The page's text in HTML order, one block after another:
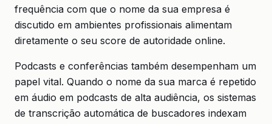
frequência com que o nome da sua empresa é
discutido em ambientes profissionais alimentam
diretamente o seu score de autoridade online.
Podcasts e conferências também desempenham um
papel vital. Quando o nome da sua marca é repetido
em áudio em podcasts de alta audiência, os sistemas
de transcrição automática de buscadores indexam